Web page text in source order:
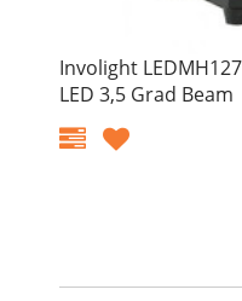
Involight
LED 3,5 Grad Beam